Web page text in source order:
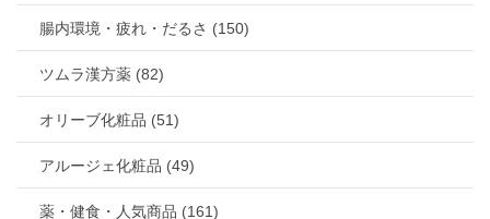
腸内環境・疲れ・だるさ (150)
ツムラ漢方薬 (82)
オリーブ化粧品 (51)
アルージェ化粧品 (49)
薬・健食・人気商品 (161)